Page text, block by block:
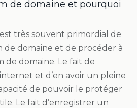
de domaine et pourquoi
très souvent primordial de
de domaine et de procéder à
de domaine. Le fait de
et d’en avoir un pleine
de pouvoir le protéger
Le fait d’enregistrer un